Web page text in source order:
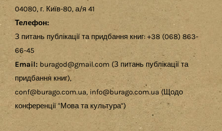
04080, г. Київ-80, а/я 41
Телефон:
З питань публікації та придбання книг: +38 (068) 863-
66-45
Email: buragod@gmail.com (З питань публікації та
придбання книг),
conf@burago.com.ua, info@burago.com.ua (Щодо
конференції "Мова та культура")